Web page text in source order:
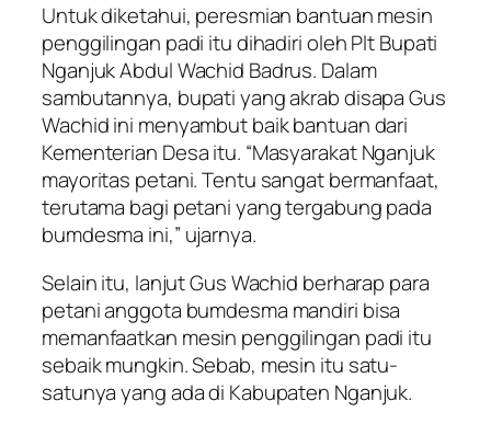
Untuk diketahui, peresmian bantuan mesin
penggilingan padi itu dihadiri oleh Plt Bupati
Nganjuk Abdul Wachid Badrus. Dalam
sambutannya, bupati yang akrab disapa Gus
Wachid ini menyambut baik bantuan dari
Kementerian Desa itu. “Masyarakat Nganjuk
mayoritas petani. Tentu sangat bermanfaat,
terutama bagi petani yang tergabung pada
bumdesma ini,” ujarnya.
Selain itu, lanjut Gus Wachid berharap para
petani anggota bumdesma mandiri bisa
memanfaatkan mesin penggilingan padi itu
sebaik mungkin. Sebab, mesin itu satu-
satunya yang ada di Kabupaten Nganjuk.